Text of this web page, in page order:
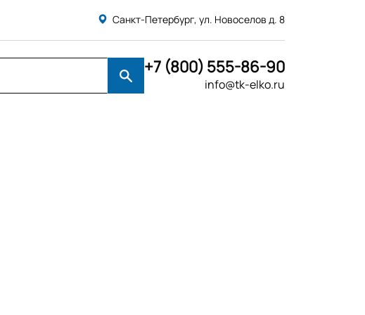
Санкт-Петербург, ул. Новоселов д. 8
+7 (800) 555-86-90
info@tk-elko.ru